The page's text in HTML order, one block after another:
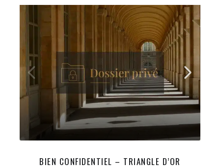
BIEN CONFIDENTIEL – TRIANGLE D’OR